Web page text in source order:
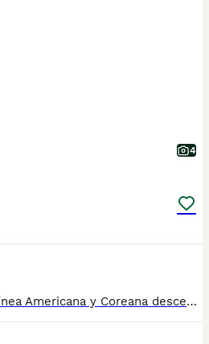
4
Cachorros de Bichón Maltés de Línea Americana y Coreana descendientes de las mejores líneas. Excelente carácter, muy juguetón y alegre. Con mucho pelo y buen tamaño. Cría familiar y selección especializada, todos nuestros cachorros son Nacionales y criados exclusivamente por nosotros, más de 15 años de experiencia. Los entregamos con las vacunas pertinentes, desparasitados, garantía por escrito, certificado de salud firmado por el veterinario, chip, pasaporte, factura de compra y inscritos en el libro de orígenes( Pedigree). Posibilidad de pago a plazos mediante nuestro tpv. Te llevamos el cachorro hasta tu casa si no puedes venir a recogerlo. Precio desde 800€